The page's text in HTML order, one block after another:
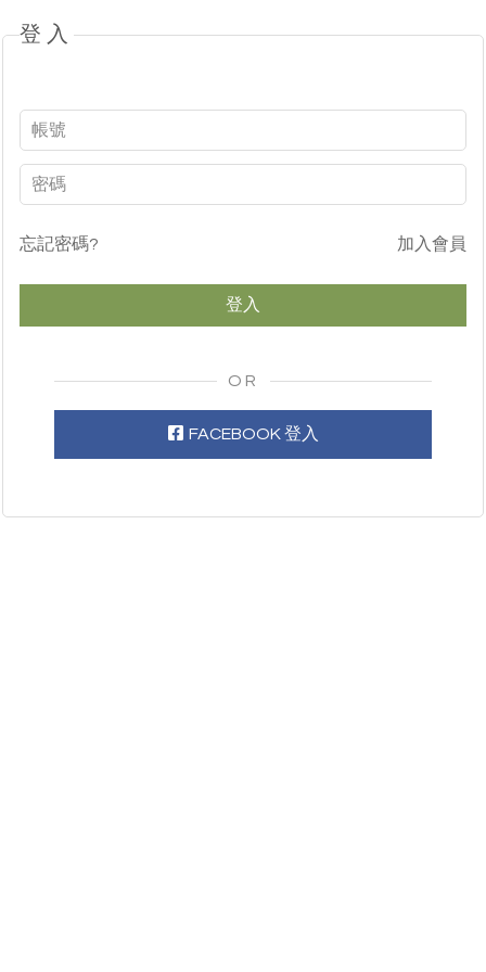
登入
忘記密碼? 加入會員
OR
FACEBOOK 登入